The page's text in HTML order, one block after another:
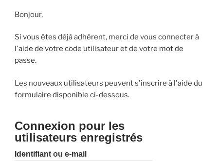
Bonjour,
Si vous êtes déjà adhérent, merci de vous connecter à
l'aide de votre code utilisateur et de votre mot de
passe.
Les nouveaux utilisateurs peuvent s'inscrire à l'aide du
formulaire disponible ci-dessous.
Connexion pour les
utilisateurs enregistrés
Identifiant ou e-mail